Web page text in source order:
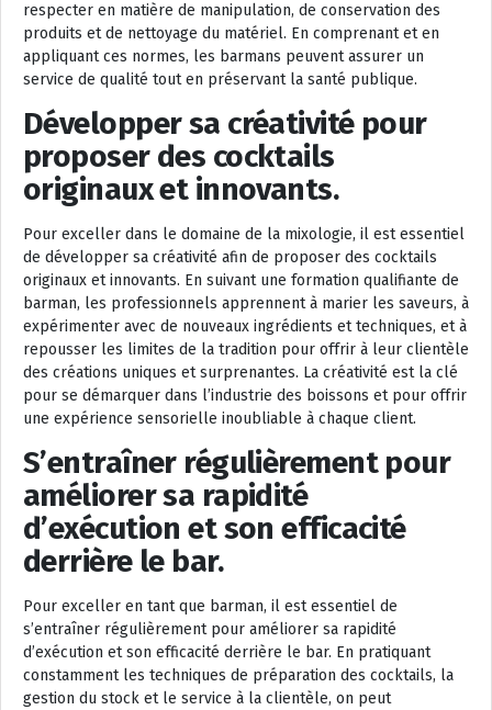
respecter en matière de manipulation, de conservation des
produits et de nettoyage du matériel. En comprenant et en
appliquant ces normes, les barmans peuvent assurer un
service de qualité tout en préservant la santé publique.
Développer sa créativité pour
proposer des cocktails
originaux et innovants.
Pour exceller dans le domaine de la mixologie, il est essentiel
de développer sa créativité afin de proposer des cocktails
originaux et innovants. En suivant une formation qualifiante de
barman, les professionnels apprennent à marier les saveurs, à
expérimenter avec de nouveaux ingrédients et techniques, et à
repousser les limites de la tradition pour offrir à leur clientèle
des créations uniques et surprenantes. La créativité est la clé
pour se démarquer dans l’industrie des boissons et pour offrir
une expérience sensorielle inoubliable à chaque client.
S’entraîner régulièrement pour
améliorer sa rapidité
d’exécution et son efficacité
derrière le bar.
Pour exceller en tant que barman, il est essentiel de
s’entraîner régulièrement pour améliorer sa rapidité
d’exécution et son efficacité derrière le bar. En pratiquant
constamment les techniques de préparation des cocktails, la
gestion du stock et le service à la clientèle, on peut